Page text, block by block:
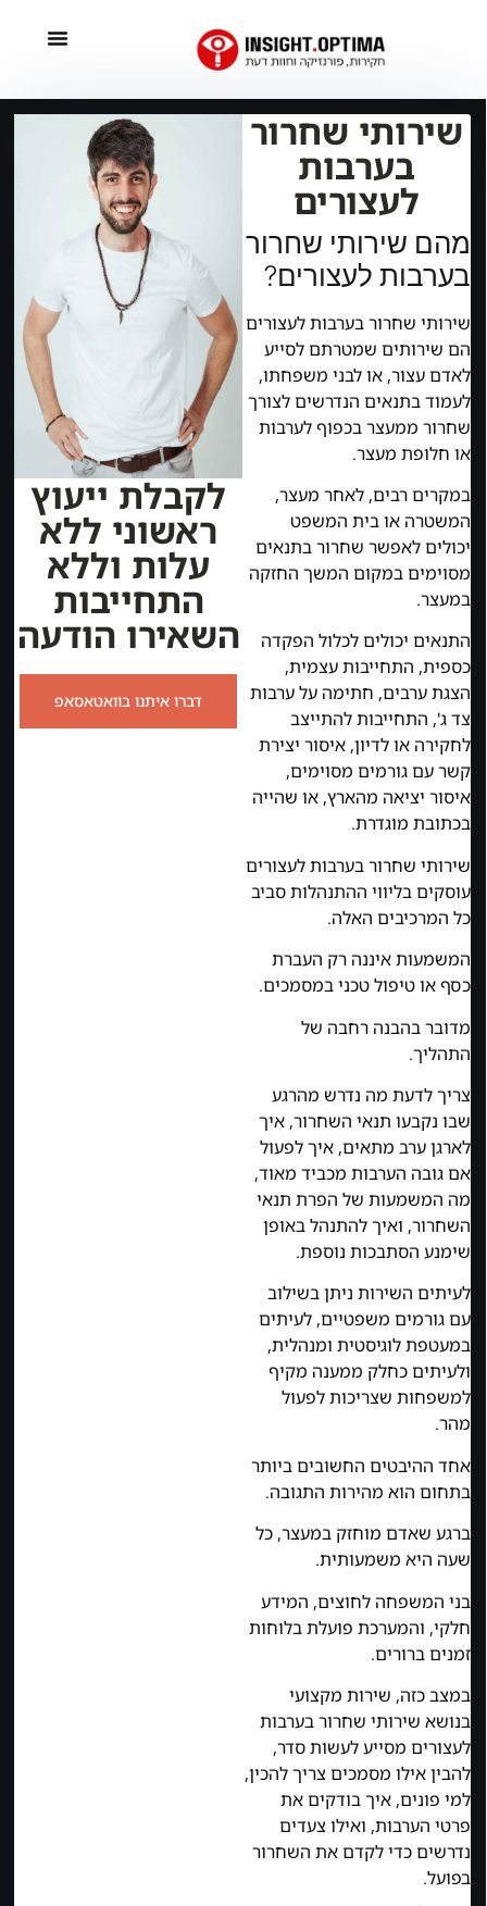
שירותי שחרור
בערבות
לעצורים
מהם שירותי שחרור
בערבות לעצורים?
שירותי שחרור בערבות לעצורים
הם שירותים שמטרתם לסייע
לאדם עצור, או לבני משפחתו,
לעמוד בתנאים הנדרשים לצורך
שחרור ממעצר בכפוף לערבות
או חלופת מעצר.
במקרים רבים, לאחר מעצר,
המשטרה או בית המשפט
יכולים לאפשר שחרור בתנאים
מסוימים במקום המשך החזקה
במעצר.
התנאים יכולים לכלול הפקדה
כספית, התחייבות עצמית,
הצגת ערבים, חתימה על ערבות
צד ג', התחייבות להתייצב
לחקירה או לדיון, איסור יצירת
קשר עם גורמים מסוימים,
איסור יציאה מהארץ, או שהייה
בכתובת מוגדרת.
שירותי שחרור בערבות לעצורים
עוסקים בליווי ההתנהלות סביב
כל המרכיבים האלה.
המשמעות איננה רק העברת
כסף או טיפול טכני במסמכים.
מדובר בהבנה רחבה של
התהליך.
צריך לדעת מה נדרש מהרגע
שבו נקבעו תנאי השחרור, איך
לארגן ערב מתאים, איך לפעול
אם גובה הערבות מכביד מאוד,
מה המשמעות של הפרת תנאי
השחרור, ואיך להתנהל באופן
שימנע הסתבכות נוספת.
לעיתים השירות ניתן בשילוב
עם גורמים משפטיים, לעיתים
במעטפת לוגיסטית ומנהלית,
ולעיתים כחלק ממענה מקיף
למשפחות שצריכות לפעול
מהר.
אחד ההיבטים החשובים ביותר
בתחום הוא מהירות התגובה.
ברגע שאדם מוחזק במעצר, כל
שעה היא משמעותית.
בני המשפחה לחוצים, המידע
חלקי, והמערכת פועלת בלוחות
זמנים ברורים.
במצב כזה, שירות מקצועי
בנושא שירותי שחרור בערבות
לעצורים מסייע לעשות סדר,
להבין אילו מסמכים צריך להכין,
למי פונים, איך בודקים את
פרטי הערבות, ואילו צעדים
נדרשים כדי לקדם את השחרור
בפועל.
לקבלת ייעוץ
ראשוני ללא
עלות וללא
התחייבות
השאירו הודעה
דברו איתנו בוואטאסאפ